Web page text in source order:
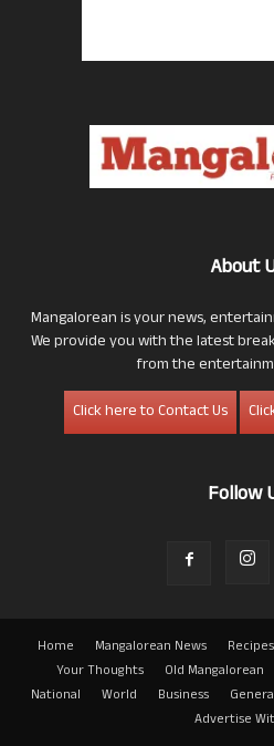
About
Mangalorean is your news,
We provide you with the latest
from the
Click here to Contact Us
Follow
Home Mangalorean News Recipes
Your Thoughts
Old Mangalorean
National
World Business
Advertise